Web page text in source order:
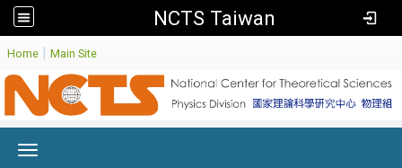
NCTS Taiwan
Home | Main Site